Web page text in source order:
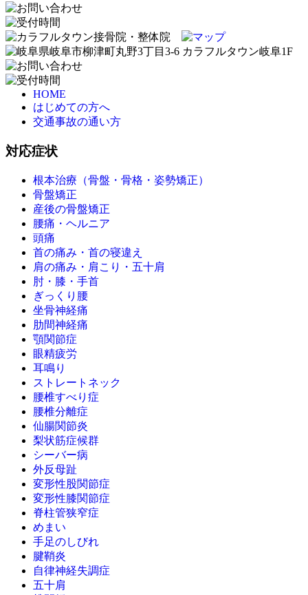
HOME
はじめての方へ
交通事故の通い方
対応症状
根本治療（骨盤・骨格・姿勢矯正）
骨盤矯正
産後の骨盤矯正
腰痛・ヘルニア
頭痛
首の痛み・首の寝違え
肩の痛み・肩こり・五十肩
肘・膝・手首
ぎっくり腰
坐骨神経痛
肋間神経痛
顎関節症
眼精疲労
耳鳴り
ストレートネック
腰椎すべり症
腰椎分離症
仙腸関節炎
梨状筋症候群
シーバー病
外反母趾
変形性股関節症
変形性膝関節症
脊柱管狭窄症
めまい
手足のしびれ
腱鞘炎
自律神経失調症
五十肩